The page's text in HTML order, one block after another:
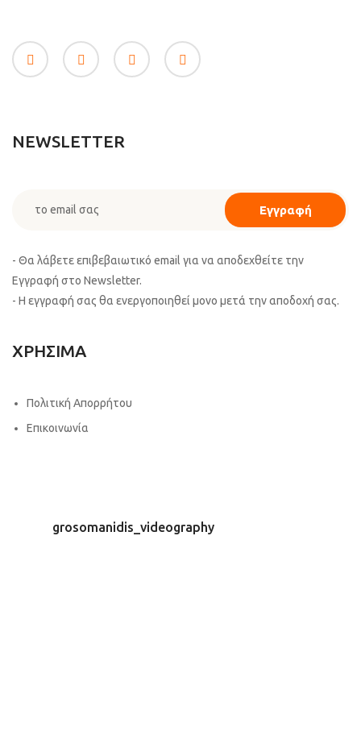
NEWSLETTER
- Θα λάβετε επιβεβαιωτικό email για να αποδεχθείτε την
Εγγραφή στο Newsletter.
- Η εγγραφή σας θα ενεργοποιηθεί μονο μετά την αποδοχή σας.
ΧΡΗΣΙΜΑ
Πολιτική Απορρήτου
Επικοινωνία
grosomanidis_videography